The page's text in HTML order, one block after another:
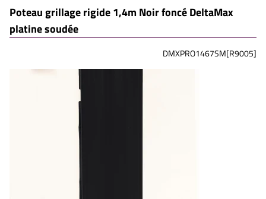
Poteau grillage rigide 1,4m Noir foncé DeltaMax
platine soudée
DMXPRO1467SM[R9005]